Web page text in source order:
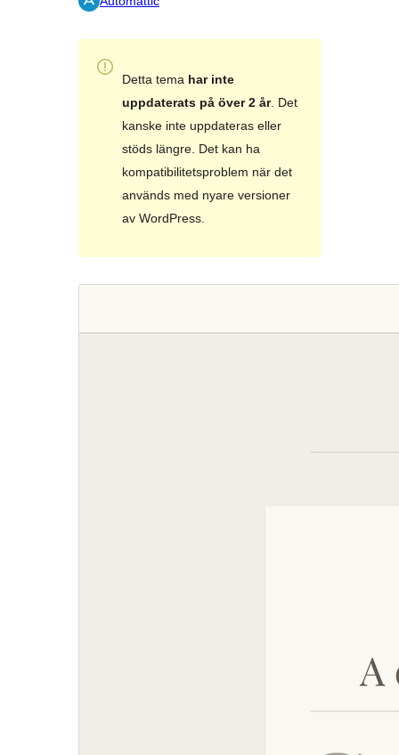
Detta tema har inte
uppdaterats på över 2 år. Det
kanske inte uppdateras eller
stöds längre. Det kan ha
kompatibilitetsproblem när det
används med nyare versioner
av WordPress.